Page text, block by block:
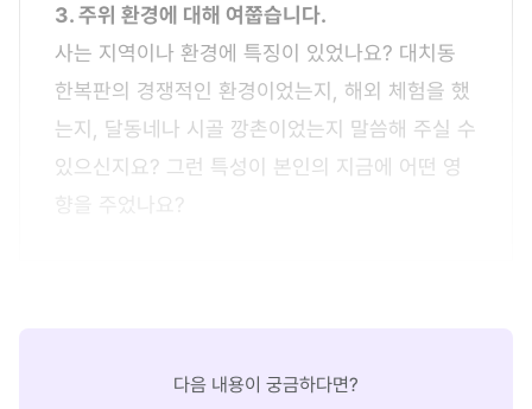
3. 주위 환경에 대해 여쭙습니다.
사는 지역이나 환경에 특징이 있었나요? 대치동
한복판의 경쟁적인 환경이었는지, 해외 체험을 했
는지, 달동네나 시골 깡촌이었는지 말씀해 주실 수
있으신지요? 그런 특성이 본인의 지금에 어떤 영
향을 주었나요?
다음 내용이 궁금하다면?